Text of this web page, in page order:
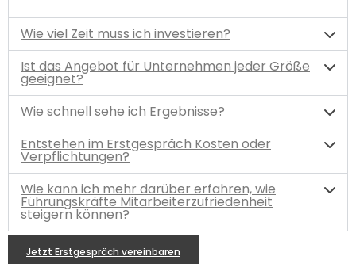
Wie viel Zeit muss ich investieren?
Ist das Angebot für Unternehmen jeder Größe
geeignet?
Wie schnell sehe ich Ergebnisse?
Entstehen im Erstgespräch Kosten oder
Verpflichtungen?
Wie kann ich mehr darüber erfahren, wie
Führungskräfte Mitarbeiterzufriedenheit
steigern können?
Jetzt Erstgespräch vereinbaren